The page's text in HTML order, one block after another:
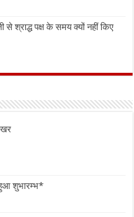
से श्राद्ध पक्ष के समय क्यों नहीं किए
शुभारम्भ*